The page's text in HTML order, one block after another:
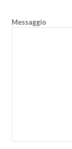
Messaggio